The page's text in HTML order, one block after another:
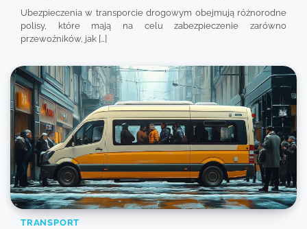
Ubezpieczenia w transporcie drogowym obejmują różnorodne
polisy, które mają na celu zabezpieczenie zarówno
przewoźników, jak […]
TRANSPORT